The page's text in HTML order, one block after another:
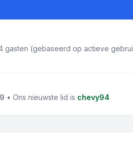
(gebaseerd op actieve
• Ons nieuwste lid is chevy94